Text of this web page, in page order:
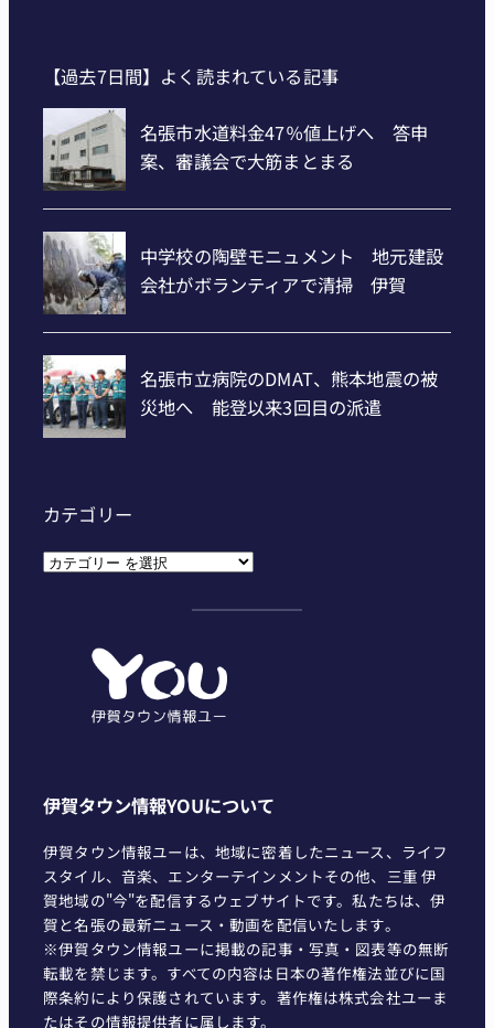
【過去7日間】よく読まれている記事
カテゴリー
カ
伊賀タウン情報YOUについて
伊賀タウン情報ユーは、地域に密着したニュース、ライフ
スタイル、音楽、エンターテインメントその他、三重 伊
賀地域の"今"を配信するウェブサイトです。私たちは、伊
賀と名張の最新ニュース・動画を配信いたします。
※伊賀タウン情報ユーに掲載の記事・写真・図表等の無断
転載を禁じます。すべての内容は日本の著作権法並びに国
際条約により保護されています。著作権は株式会社ユーま
たはその情報提供者に属します。